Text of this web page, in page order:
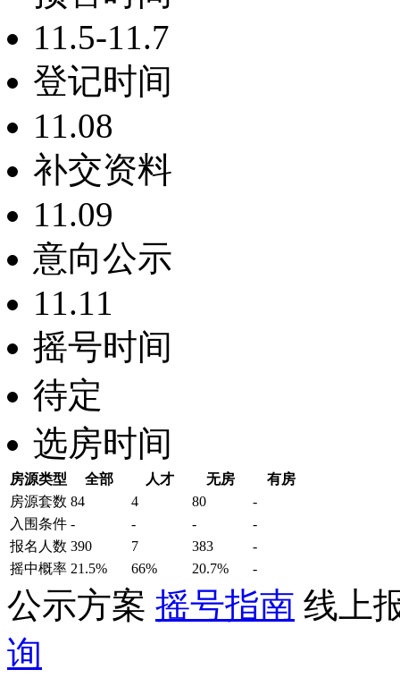
11.5-11.7
登记时间
11.08
补交资料
11.09
意向公示
11.11
摇号时间
待定
选房时间
房源类型 全部 人才 无房
有房
房源套数 84 4 80
-
入围条件 - - -
-
报名 人数 390 7 383
-
摇中概率 21.5% 66% 20.7% -
公示方案 摇号指南 线上
询